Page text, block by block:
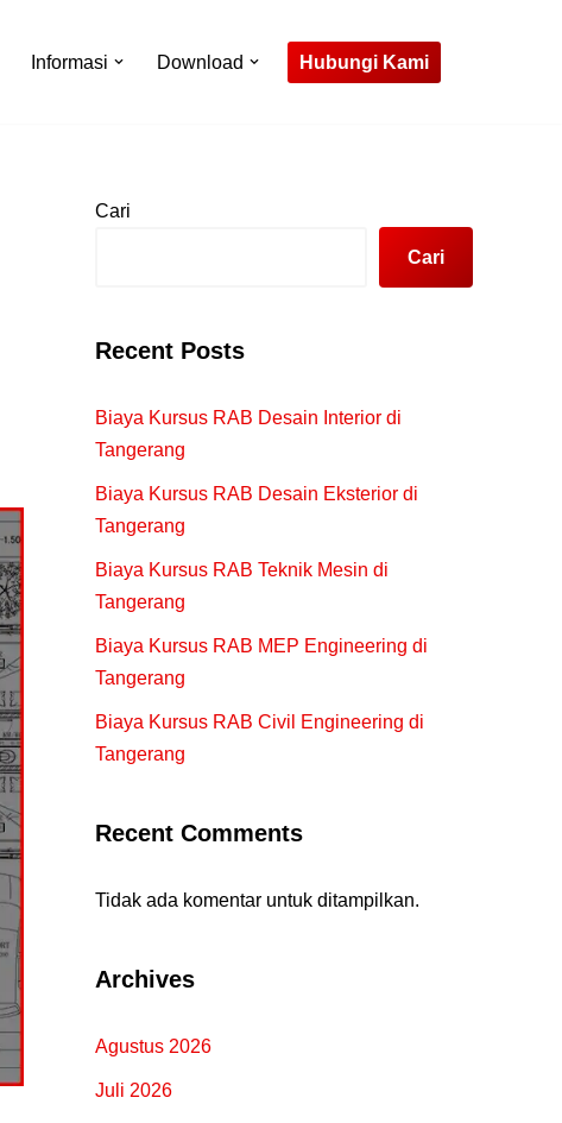
Informasi Download Hubungi Kami
Cari
Cari
Recent Posts
Biaya Kursus RAB Desain Interior di
Tangerang
Biaya Kursus RAB Desain Eksterior di
Tangerang
Biaya Kursus RAB Teknik Mesin di
Tangerang
Biaya Kursus RAB MEP Engineering di
Tangerang
Biaya Kursus RAB Civil Engineering di
Tangerang
Recent Comments
Tidak ada komentar untuk ditampilkan.
Archives
Agustus 2026
Juli 2026